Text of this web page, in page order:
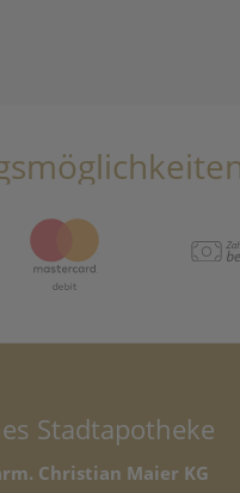
Stadtapotheke
Christian Maier KG